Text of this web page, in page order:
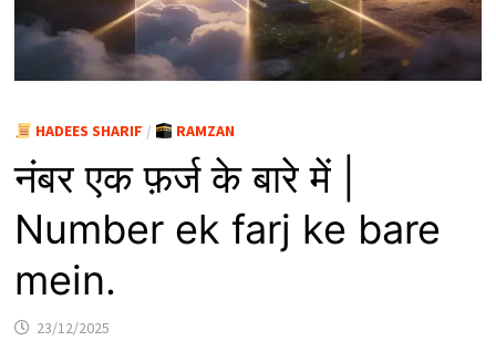
HADEES SHARIF / RAMZAN
नंबर एक फ़र्ज के बारे में |
Number ek farj ke bare
mein.
23/12/2025